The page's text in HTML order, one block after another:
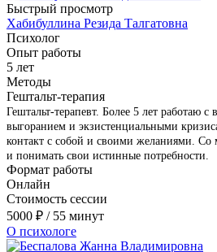
Быстрый просмотр
Хабибуллина Резида Талгатовна
Психолог
Опыт работы
5 лет
Методы
Гештальт-терапия
Гештальт-терапевт. Более 5 лет работаю с
выгоранием и экзистенциальными
контакт с собой и своими желаниями. Со
и понимать свои истинные потребности.
Формат работы
Онлайн
Стоимость сессии
5000 ₽ / 55 минут
О психологе